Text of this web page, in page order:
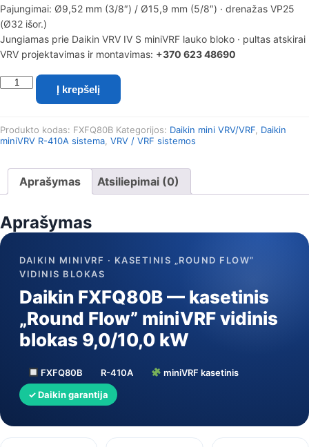
Pajungimai: Ø9,52 mm (3/8″) / Ø15,9 mm (5/8″) · drenažas VP25
(Ø32 išor.)
Jungiamas prie Daikin VRV IV S miniVRF lauko bloko · pultas atskirai
VRV projektavimas ir montavimas: +370 623 48690
produkto
kasetinis
vidinis
blokas
(R-
410A,
9,0/10,0
Į krepšelį
Produkto kodas: FXFQ80B Kategorijos: Daikin mini VRV/VRF Daikin
miniVRV R-410A sistema VRV / VRF sistemos
Aprašymas Atsiliepimai (0)
Aprašymas
DAIKIN MINIVRF · KASETINIS „ROUND FLOW”
VIDINIS BLOKAS
Daikin FXFQ80B — kasetinis
„Round Flow” miniVRF vidinis
blokas 9,0/10,0 kW
FXFQ80B R-410A
miniVRF kasetinis
✓ Daikin garantija